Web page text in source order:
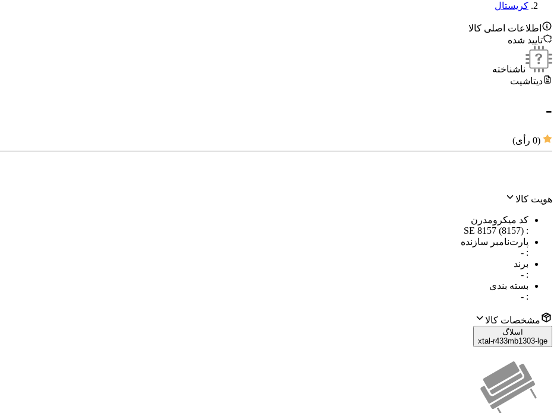
کریستال
اطلاعات اصلی کالا
تایید شده
ناشناخته
دیتاشیت
-
(
0 رأی)
هویت کالا
کد میکرومدرن
:
SE 8157 (8157)
پارت‌نامبر سازنده
:
-
برند
:
-
بسته بندی
:
-
مشخصات کالا
اسلاگ
xtal-r433mb1303-lge